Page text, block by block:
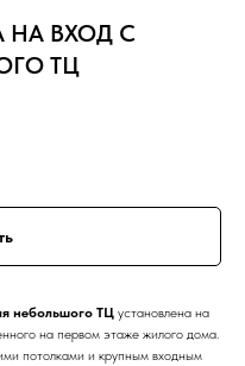
НА ВХОД С
ТЦ
небольшого ТЦ установлена на
на первом этаже жилого дома.
потолками и крупным входным